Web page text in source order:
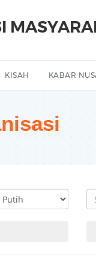
KISAH KABAR